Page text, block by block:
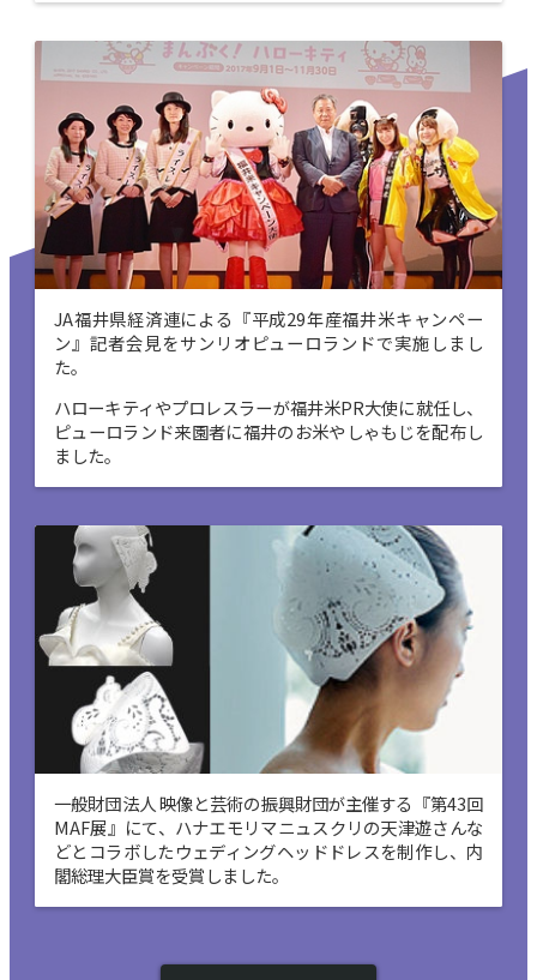
JA福井県経済連による『平成29年産福井米キャンペー
ン』記者会見をサンリオピューロランドで実施しまし
た。
ハローキティやプロレスラーが福井米PR大使に就任し、
ピューロランド来園者に福井のお米やしゃもじを配布し
ました。
一般財団法人 映像と芸術の振興財団が主催する『第43回
MAF展』にて、ハナエモリマニュスクリの天津遊さんな
どとコラボしたウェディングヘッドドレスを制作し、内
閣総理大臣賞を受賞しました。